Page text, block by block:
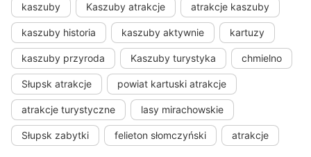
kaszuby Kaszuby atrakcje atrakcje kaszuby
kaszuby historia kaszuby aktywnie kartuzy
kaszuby przyroda Kaszuby turystyka chmielno
Słupsk atrakcje powiat kartuski atrakcje
atrakcje turystyczne lasy mirachowskie
Słupsk zabytki felieton słomczyński atrakcje